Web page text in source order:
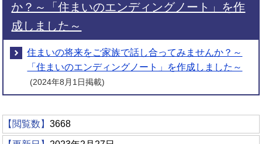
か？～「住まいのエンディングノート」を作
成しました～
住まいの将来をご家族で話し合ってみませんか？～
「住まいのエンディングノート」を作成しました～
(2024年8月1日掲載)
【閲覧数】3668